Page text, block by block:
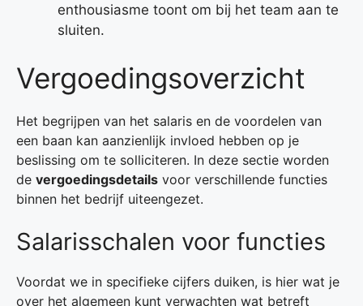
enthousiasme toont om bij het team aan te
sluiten.
Vergoedingsoverzicht
Het begrijpen van het salaris en de voordelen van
een baan kan aanzienlijk invloed hebben op je
beslissing om te solliciteren. In deze sectie worden
de vergoedingsdetails voor verschillende functies
binnen het bedrijf uiteengezet.
Salarisschalen voor functies
Voordat we in specifieke cijfers duiken, is hier wat je
over het algemeen kunt verwachten wat betreft